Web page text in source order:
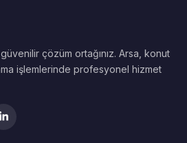
çözüm ortağınız. Arsa, konut
işlemlerinde profesyonel hizmet